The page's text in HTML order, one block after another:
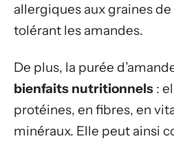
allergiques aux graines
tolérant les amandes.
De plus, la purée
bienfaits nutritionnels :
protéines, en fibres, en
minéraux. Elle peut ainsi